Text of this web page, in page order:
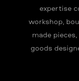
expertise
workshop,
made
goods